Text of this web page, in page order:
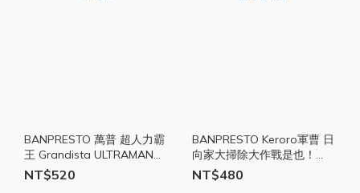
BANPRESTO 萬普 超人力霸
王 Grandista ULTRAMAN
BP 景品 公仔 模型
NT$520
BANPRESTO Keroro軍曹 日
向家大掃除大作戰是也！
vol.3 Dororo Keroro 景品 公
仔 模型
NT$480